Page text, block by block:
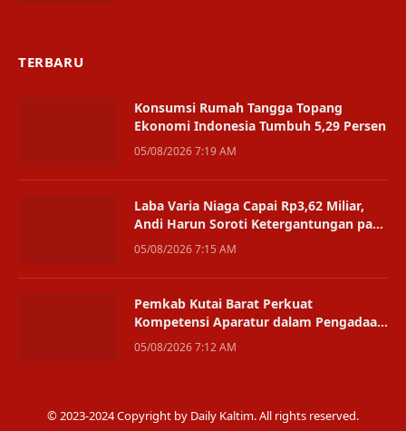
TERBARU
Konsumsi Rumah Tangga Topang
Ekonomi Indonesia Tumbuh 5,29 Persen
05/08/2026 7:19 AM
Laba Varia Niaga Capai Rp3,62 Miliar,
Andi Harun Soroti Ketergantungan pada
Satu Bisnis
05/08/2026 7:15 AM
Pemkab Kutai Barat Perkuat
Kompetensi Aparatur dalam Pengadaan
Digital
05/08/2026 7:12 AM
© 2023-2024 Copyright by Daily Kaltim. All rights reserved.